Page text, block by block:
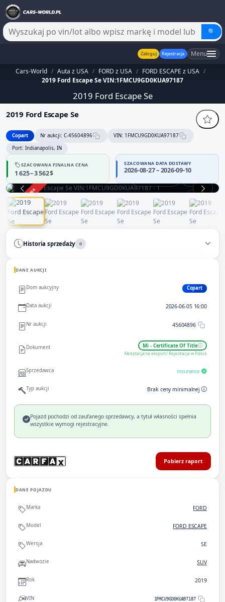
🔍
Zaloguj Rejestracja Menu
Cars-World / Auta z USA / FORD z USA / FORD ESCAPE z USA /
2019 Ford Escape Se VIN:1FMCU9GD0KUA97187
2019 Ford Escape Se
2019 Ford Escape Se
Copart Nr aukcji: C-45604896
VIN: 1FMCU9GD0KUA97187
Port: Indianapolis, IN
SZACOWANA FINALNA CENA
1 625 – 3 562 $
SZACOWANA DATA DOSTAWY
2026-08-27 – 2026-09-10
ZAKOŃCZONA
Historia sprzedaży 0
DANE AUKCJI
Dom aukcyjny Copart
Data aukcji 2026-06-05 16:00
Nr aukcji 45604896
Dokument Mi - Certificate Of Title
Akceptacja na eksport / Rejestracja w Polsce
Sprzedawca insurance
Typ aukcji Brak ceny minimalnej
Pojazd pochodzi od zaufanego sprzedawcy, a tytuł własności spełnia
wszystkie wymogi rejestracyjne.
Pobierz raport
DANE POJAZDU
Marka FORD
Model FORD ESCAPE
Wersja SE
Nadwozie SUV
Rok 2019
VIN 1FMCU9GD0KUA97187